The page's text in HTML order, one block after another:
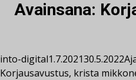
Avainsana:
into-digital1.7.202130.5.2022
Korjausavustus, krista